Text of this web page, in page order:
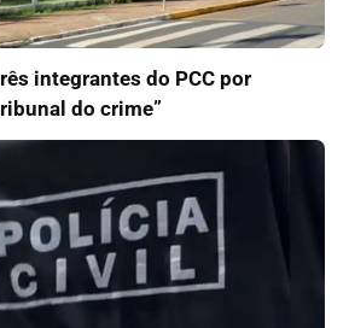
integrantes do PCC por
do crime”